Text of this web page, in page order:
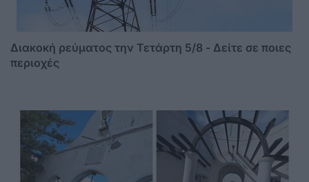
Διακοκή ρεύματος την Τετάρτη 5/8 - Δείτε σε ποιες
περιοχές